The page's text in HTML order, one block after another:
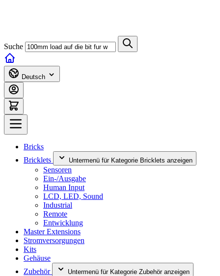
Suche
Deutsch
Bricks
Bricklets
Untermenü für Kategorie Bricklets anzeigen
Sensoren
Ein-/Ausgabe
Human Input
LCD, LED, Sound
Industrial
Remote
Entwicklung
Master Extensions
Stromversorgungen
Kits
Gehäuse
Zubehör
Untermenü für Kategorie Zubehör anzeigen